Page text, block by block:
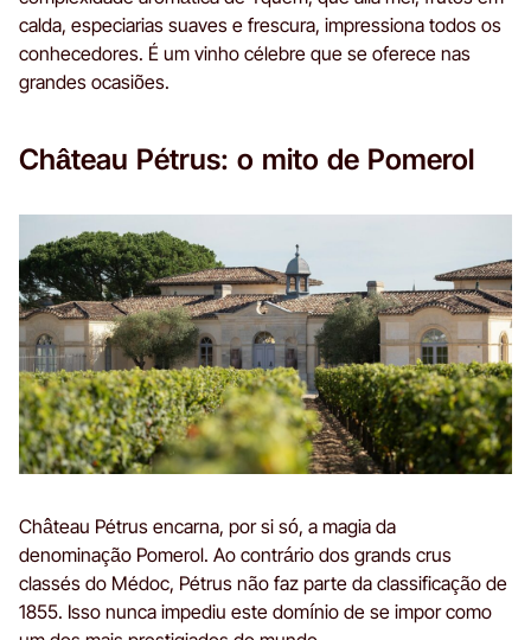
calda, especiarias suaves e frescura, impressiona todos os
conhecedores. É um vinho célebre que se oferece nas
grandes ocasiões.
Château Pétrus: o mito de Pomerol
Château Pétrus encarna, por si só, a magia da
denominação Pomerol. Ao contrário dos grands crus
classés do Médoc, Pétrus não faz parte da classificação de
1855. Isso nunca impediu este domínio de se impor como